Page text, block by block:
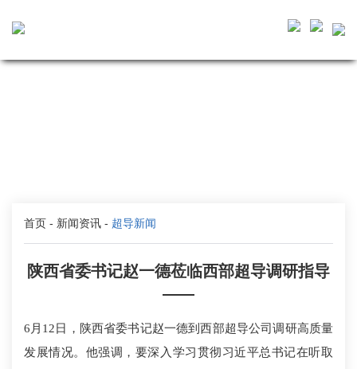
首页 - 新闻资讯 - 超导新闻
陕西省委书记赵一德莅临西部超导调研指导
——
6月12日，陕西省委书记赵一德到西部超导公司调研高质量
发展情况。他强调，要深入学习贯彻习近平总书记在听取